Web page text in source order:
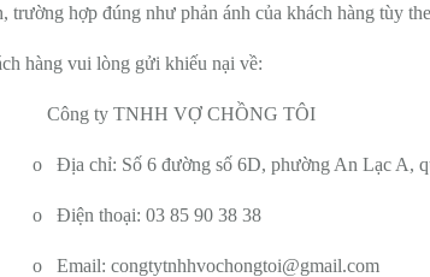
trường hợp đúng như phản ánh của khách hàng tùy
hàng vui lòng gửi khiếu nại về:
Công ty TNHH VỢ CHỒNG TÔI
o Địa chỉ: Số 6 đường số 6D, phường An Lạc A,
o Điện thoại: 03 85 90 38 38
o Email: congtytnhhvochongtoi@gmail.com